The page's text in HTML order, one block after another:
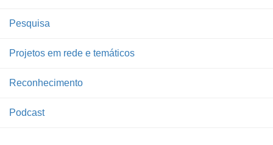
Pesquisa
Projetos em rede e temáticos
Reconhecimento
Podcast